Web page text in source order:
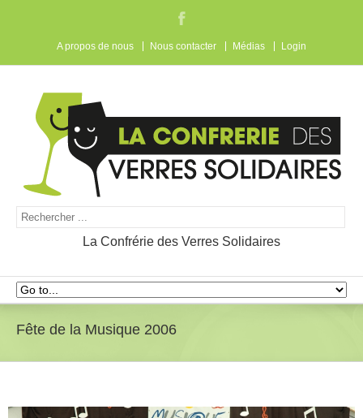
A propos de nous Nous contacter Médias Login
La Confrérie des Verres Solidaires
Fête de la Musique 2006